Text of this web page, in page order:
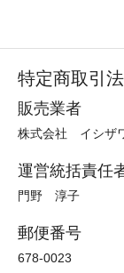
特定商取引
販売業者
株式会社 イシザ
運営統括責任
門野 淳子
郵便番号
678-0023